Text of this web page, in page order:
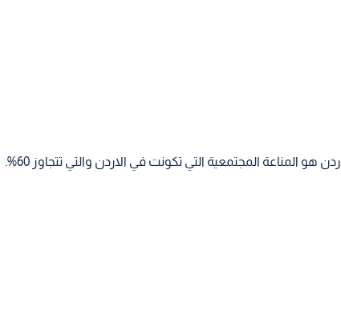
هو المناعة المجتمعية التي تكونت في الاردن والتي تتجاوز 60%.